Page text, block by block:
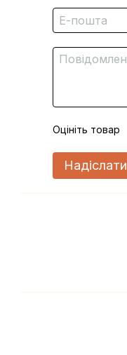
Оцініть товар
Надіслати